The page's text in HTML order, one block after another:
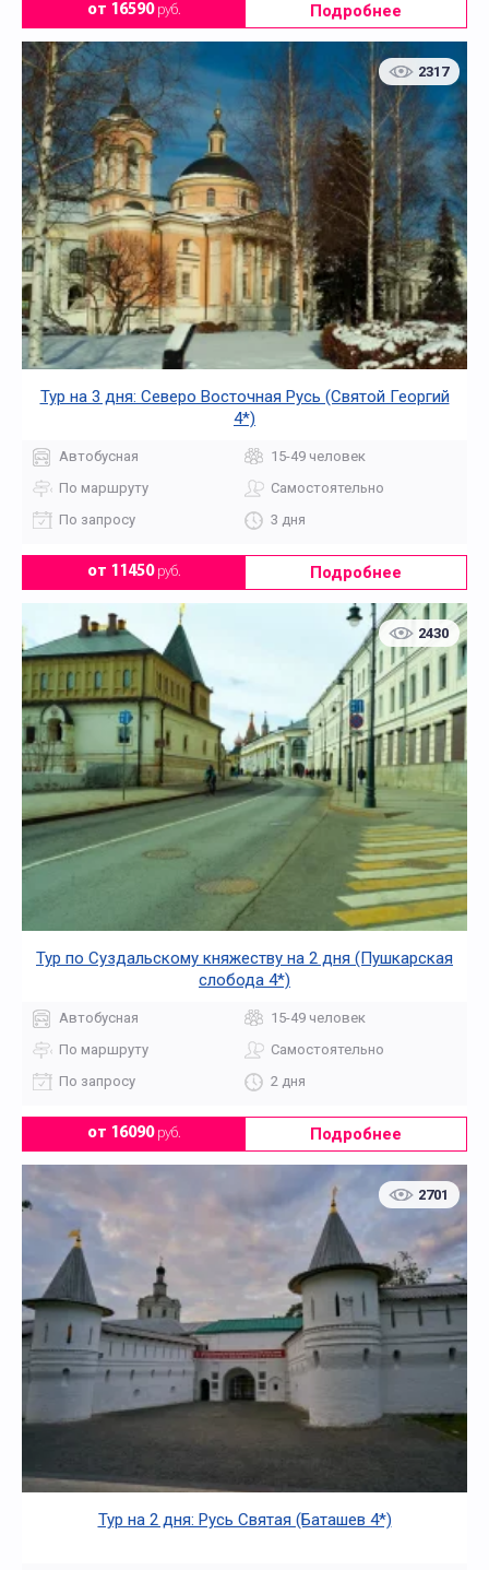
от 16590руб. Подробнее
2317
Тур на 3 дня: Северо Восточная Русь (Святой Георгий
4*)
Автобусная
15-49 человек
По маршруту
Самостоятельно
По запросу
3 дня
от 11450руб. Подробнее
2430
Тур по Суздальскому княжеству на 2 дня (Пушкарская
слобода 4*)
Автобусная
15-49 человек
По маршруту
Самостоятельно
По запросу
2 дня
от 16090руб. Подробнее
2701
Тур на 2 дня: Русь Святая (Баташев 4*)